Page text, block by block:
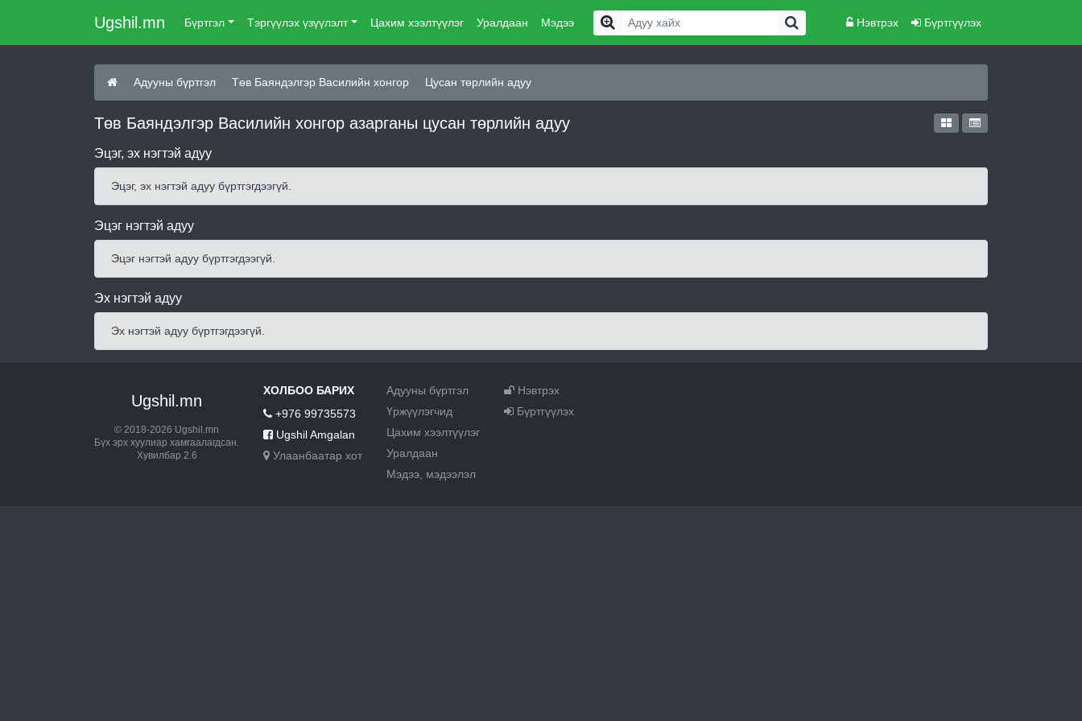
Ugshil.mn Бүртгэл Тэргүүлэх үзүүлэлт Цахим хээлтүүлэг Уралдаан Мэдээ Нэвтрэх Бүртгүүлэх
Адууны бүртгэл Төв Баяндэлгэр Василийн хонгор Цусан төрлийн адуу
Төв Баяндэлгэр Василийн хонгор азарганы цусан төрлийн адуу
Эцэг, эх нэгтэй адуу
Эцэг, эх нэгтэй адуу бүртгэгдээгүй.
Эцэг нэгтэй адуу
Эцэг нэгтэй адуу бүртгэгдээгүй.
Эх нэгтэй адуу
Эх нэгтэй адуу бүртгэгдээгүй.
Ugshil.mn
© 2018-2026 Ugshil.mn
Бүх эрх хуулиар хамгаалагдсан.
Хувилбар 2.6
ХОЛБОО БАРИХ
+976 99735573
Ugshil Amgalan
Улаанбаатар хот
Адууны бүртгэл
Үржүүлэгчид
Цахим хээлтүүлэг
Уралдаан
Мэдээ, мэдээлэл
Нэвтрэх
Бүртгүүлэх